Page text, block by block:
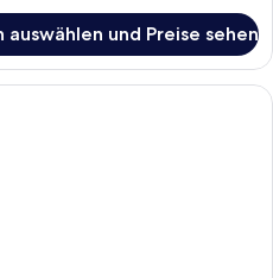
auswählen und Preise sehen
Ein modernes Hotelzimmer mit